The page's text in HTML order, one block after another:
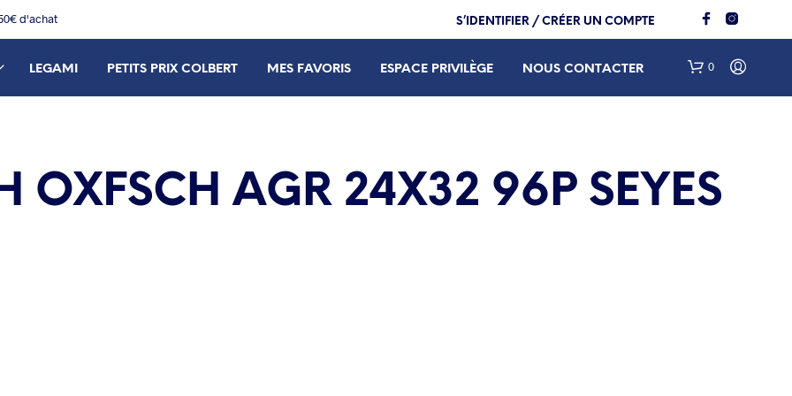
d'achat S’IDENTIFIER / CRÉER UN COMPTE
LEGAMI PETITS PRIX COLBERT MES FAVORIS ESPACE PRIVILÈGE NOUS CONTACTER 0
OXFSCH AGR 24X32 96P SEYES